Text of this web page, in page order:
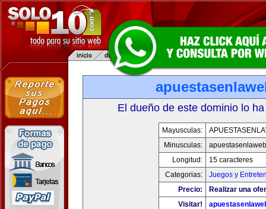
El dueño de este dominio lo
Mayusculas:
Minusculas:
Longitud:
15 caracteres
Categorias:
Juegos y
Precio:
Realizar una
Visitar!